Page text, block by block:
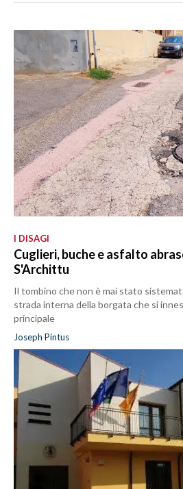
I DISAGI
Cuglieri, buche e asfalto
S'Archittu
Il tombino che non è mai stato
strada interna della borgata che si
principale
Joseph Pintus